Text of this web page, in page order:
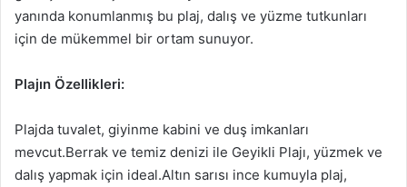
yanında konumlanmış bu plaj, dalış ve yüzme tutkunları
için de mükemmel bir ortam sunuyor.
Plajın Özellikleri:
Plajda tuvalet, giyinme kabini ve duş imkanları
mevcut.Berrak ve temiz denizi ile Geyikli Plajı, yüzmek ve
dalış yapmak için ideal.Altın sarısı ince kumuyla plaj,